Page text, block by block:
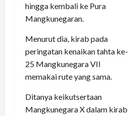
hingga kembali ke Pura
Mangkunegaran.
Menurut dia, kirab pada
peringatan kenaikan tahta ke-
25 Mangkunegara VII
memakai rute yang sama.
Ditanya keikutsertaan
Mangkunegara X dalam kirab,